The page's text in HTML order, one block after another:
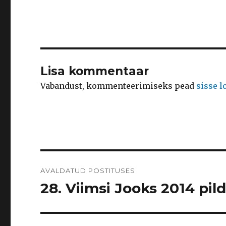
Lisa kommentaar
Vabandust, kommenteerimiseks pead sisse
AVALDATUD POSTITUSES
28. Viimsi Jooks 2014